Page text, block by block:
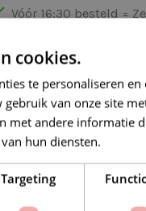
Vóór 16:30 besteld =
online betalen
Op verlanglijstje
cookies.
te personaliseren
van onze site
met andere informatie
hun diensten.
Targeting